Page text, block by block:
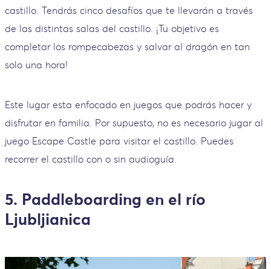
castillo. Tendrás cinco desafíos que te llevarán a través
de las distintas salas del castillo. ¡Tu objetivo es
completar los rompecabezas y salvar al dragón en tan
solo una hora!
Este lugar esta enfocado en juegos que podrás hacer y
disfrutar en familia. Por supuesto, no es necesario jugar al
juego Escape Castle para visitar el castillo. Puedes
recorrer el castillo con o sin audioguía.
5. Paddleboarding en el río
Ljubljianica